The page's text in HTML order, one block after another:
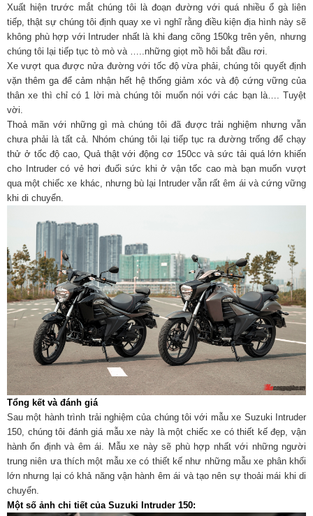
Xuất hiện trước mắt chúng tôi là đoạn đường với quá nhiều ổ gà liên
tiếp, thật sự chúng tôi định quay xe vì nghĩ rằng điều kiện địa hình này sẽ
không phù hợp với Intruder nhất là khi đang cõng 150kg trên yên, nhưng
chúng tôi lại tiếp tục tò mò và …..những giọt mồ hôi bắt đầu rơi.
Xe vượt qua được nửa đường với tốc độ vừa phải, chúng tôi quyết định
vặn thêm ga để cảm nhận hết hệ thống giảm xóc và độ cứng vững của
thân xe thì chỉ có 1 lời mà chúng tôi muốn nói với các bạn là…. Tuyệt
vời.
Thoả mãn với những gì mà chúng tôi đã được trải nghiệm nhưng vẫn
chưa phải là tất cả. Nhóm chúng tôi lại tiếp tục ra đường trống để chạy
thử ở tốc độ cao, Quả thật với động cơ 150cc và sức tải quá lớn khiến
cho Intruder có vẻ hơi đuối sức khi ở vận tốc cao mà bạn muốn vượt
qua một chiếc xe khác, nhưng bù lại Intruder vẫn rất êm ái và cứng vững
khi di chuyển.
Tổng kết và đánh giá
Sau một hành trình trải nghiệm của chúng tôi với mẫu xe Suzuki Intruder
150, chúng tôi đánh giá mẫu xe này là một chiếc xe có thiết kế đẹp, vận
hành ổn định và êm ái. Mẫu xe này sẽ phù hợp nhất với những người
trung niên ưa thích một mẫu xe có thiết kế như những mẫu xe phân khối
lớn nhưng lại có khả năng vận hành êm ái và tạo nên sự thoải mái khi di
chuyển.
Một số ảnh chi tiết của Suzuki Intruder 150: